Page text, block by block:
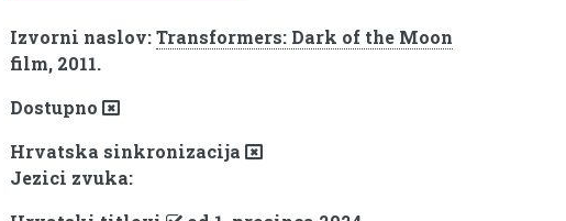
Izvorni naslov:Transformers: Dark of the Moon
film, 2011.
Dostupno
Hrvatska sinkronizacija
Jezici zvuka: